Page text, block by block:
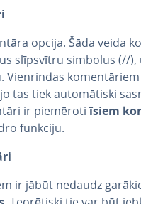
opcija. Šāda veida
slīpsvīt­ru simbolus (//
Vien­rin­das
tas tiek au­to­mā­tis­ki
ir piemērotiīsiem
funkciju.
ir jābūt nedaudz